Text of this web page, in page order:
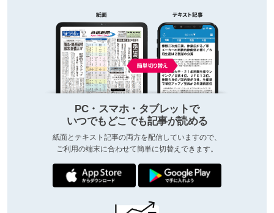
PC・スマホ・タブレットで
いつでもどこでも記事が読める
紙面とテキスト記事の両方を配信していますので、
ご利用の端末に合わせて簡単に切替えできます。